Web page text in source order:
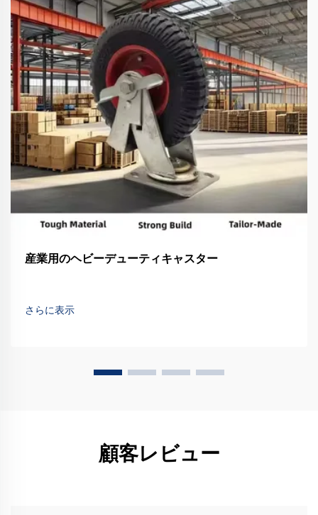
産業用のヘビーデューティキャスター
さらに表示
顧客レビュー